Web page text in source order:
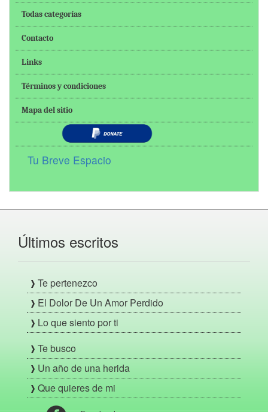
Todas categorías
Contacto
Links
Términos y condiciones
Mapa del sitio
Tu Breve Espacio
Últimos escritos
Te pertenezco
El Dolor De Un Amor Perdido
Lo que siento por ti
Te busco
Un año de una herida
Que quieres de mi